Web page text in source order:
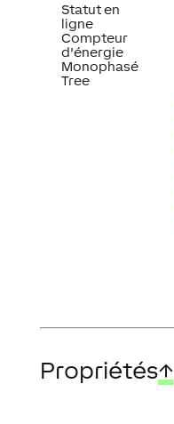
Statut en
ligne
Compteur
d'énergie
Monophasé
Tree
Propriétés↑